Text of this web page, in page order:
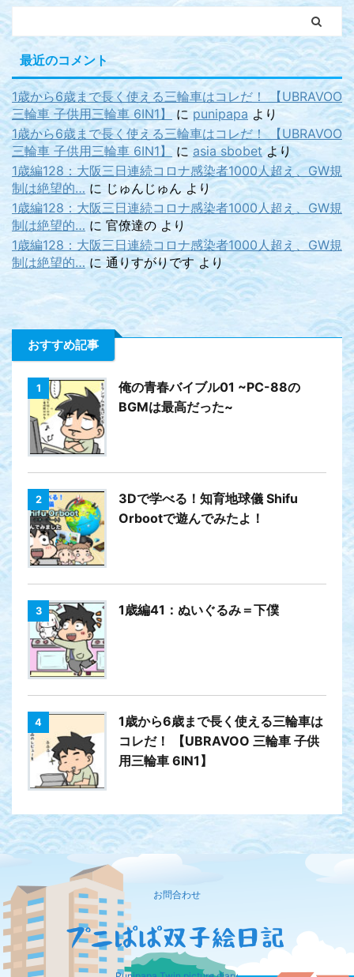
最近のコメント
1歳から6歳まで長く使える三輪車はコレだ！ 【UBRAVOO
三輪車 子供用三輪車 6IN1】
に punipapa より
1歳から6歳まで長く使える三輪車はコレだ！ 【UBRAVOO
三輪車 子供用三輪車 6IN1】 に asia sbobetより
1歳編128：大阪三日連続コロナ感染者1000人超え、GW規
制は絶望的… に じゅんじゅん より
1歳編128：大阪三日連続コロナ感染者1000人超え、GW規
制は絶望的… に 官僚達の より
1歳編128：大阪三日連続コロナ感染者1000人超え、GW規
制は絶望的… に通りすがりですより
おすすめ記事
1
俺の青春バイブル01 ~PC-88の
BGMは最高だった~
2
3Dで学べる！知育地球儀 Shifu
Orbootで遊んでみたよ！
3 1歳編41：ぬいぐるみ＝下僕
4
1歳から6歳まで長く使える三輪車は
コレだ！ 【UBRAVOO 三輪車 子供
用三輪車 6IN1】
お問合わせ